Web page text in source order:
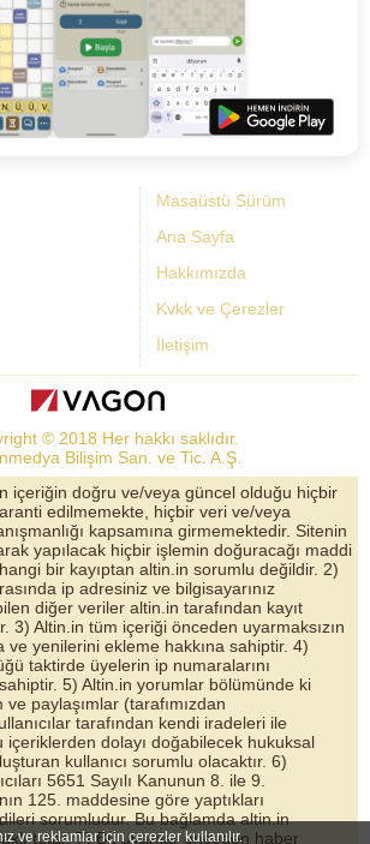
Masaüstü Sürüm
Ana Sayfa
Hakkımızda
Kvkk ve Çerezler
İletişim
© 2018 Her hakkı saklıdır.
Bilişim San. ve Tic. A.Ş.
içeriğin doğru ve/veya güncel olduğu hiçbir
edilmemekte, hiçbir veri ve/veya
kapsamına girmemektedir. Sitenin
yapılacak hiçbir işlemin doğuracağı maddi
bir kayıptan altin.in sorumlu değildir. 2)
ip adresiniz ve bilgisayarınız
diğer veriler altin.in tarafından kayıt
3) Altin.in tüm içeriği önceden uyarmaksızın
ve yenilerini ekleme hakkına sahiptir. 4)
taktirde üyelerin ip numaralarını
5) Altin.in yorumlar bölümünde ki
paylaşımlar (tarafımızdan
tarafından kendi iradeleri ile
içeriklerden dolayı doğabilecek hukuksal
kullanıcı sorumlu olacaktır. 6)
5651 Sayılı Kanunun 8. ile 9.
125. maddesine göre yaptıkları
sorumludur. Bu bağlamda altin.in
tutar. 7) Bu uyarılar önceden haber
ve reklamlar için çerezler kullanılır.